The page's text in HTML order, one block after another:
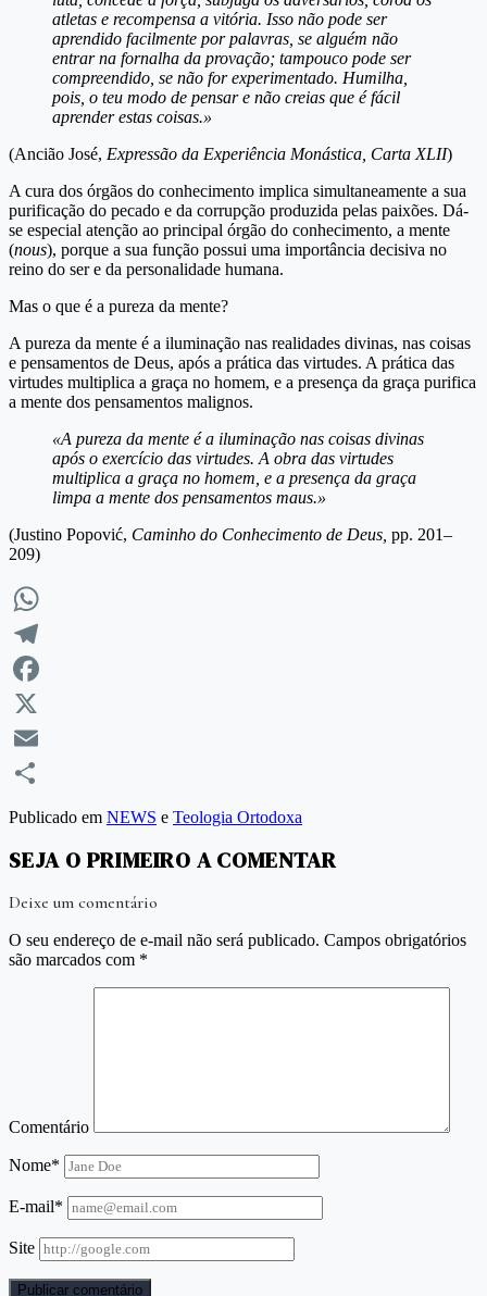
atletas e recompensa a vitória. Isso não pode ser
aprendido facilmente por palavras, se alguém não
entrar na fornalha da provação; tampouco pode ser
compreendido, se não for experimentado. Humilha,
pois, o teu modo de pensar e não creias que é fácil
aprender estas coisas.»
(Ancião José, Expressão da Experiência Monástica, Carta XLII)
A cura dos órgãos do conhecimento implica simultaneamente a sua
purificação do pecado e da corrupção produzida pelas paixões. Dá-
se especial atenção ao principal órgão do conhecimento, a mente
(nous), porque a sua função possui uma importância decisiva no
reino do ser e da personalidade humana.
Mas o que é a pureza da mente?
A pureza da mente é a iluminação nas realidades divinas, nas coisas
e pensamentos de Deus, após a prática das virtudes. A prática das
virtudes multiplica a graça no homem, e a presença da graça purifica
a mente dos pensamentos malignos.
«A pureza da mente é a iluminação nas coisas divinas
após o exercício das virtudes. A obra das virtudes
multiplica a graça no homem, e a presença da graça
limpa a mente dos pensamentos maus.»
(Justino Popović, Caminho do Conhecimento de Deus, pp. 201–
209)
WhatsApp
Telegram
Facebook
X
Email
Compartilhar
Publicado em NEWS e Teologia Ortodoxa
SEJA O PRIMEIRO A COMENTAR
Deixe um comentário
O seu endereço de e-mail não será publicado. Campos obrigatórios
são marcados com *
Comentário
Nome*
E-mail*
Site